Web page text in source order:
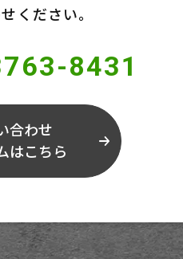
ください。
8431
合わせ
はこちら